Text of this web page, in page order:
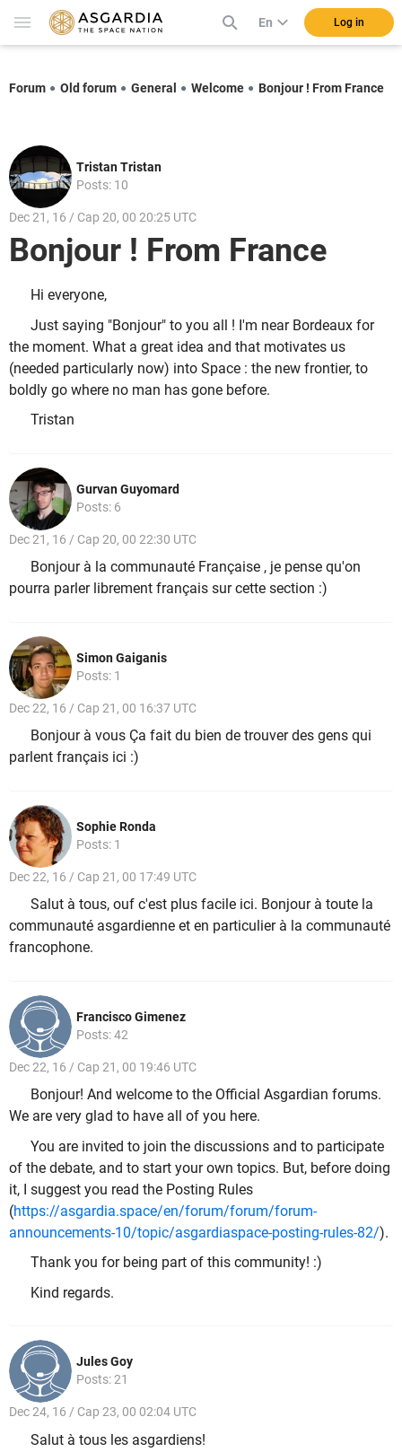
En Log in
Forum Old forum General Welcome Bonjour ! From France
Tristan Tristan
Posts: 10
Dec 21, 16 / Cap 20, 00 20:25 UTC
Bonjour ! From France
Hi everyone,
Just saying "Bonjour" to you all ! I'm near Bordeaux for
the moment. What a great idea and that motivates us
(needed particularly now) into Space : the new frontier, to
boldly go where no man has gone before.
Tristan
Gurvan Guyomard
Posts: 6
Dec 21, 16 / Cap 20, 00 22:30 UTC
Bonjour à la communauté Française , je pense qu'on
pourra parler librement français sur cette section :)
Simon Gaiganis
Posts: 1
Dec 22, 16 / Cap 21, 00 16:37 UTC
Bonjour à vous Ça fait du bien de trouver des gens qui
parlent français ici :)
Sophie Ronda
Posts: 1
Dec 22, 16 / Cap 21, 00 17:49 UTC
Salut à tous, ouf c'est plus facile ici. Bonjour à toute la
communauté asgardienne et en particulier à la communauté
francophone.
Francisco Gimenez
Posts: 42
Dec 22, 16 / Cap 21, 00 19:46 UTC
Bonjour! And welcome to the Official Asgardian forums.
We are very glad to have all of you here.
You are invited to join the discussions and to participate
of the debate, and to start your own topics. But, before doing
it, I suggest you read the Posting Rules
(https://asgardia.space/en/forum/forum/forum-
announcements-10/topic/asgardiaspace-posting-rules-82/).
Thank you for being part of this community! :)
Kind regards.
Jules Goy
Posts: 21
Dec 24, 16 / Cap 23, 00 02:04 UTC
Salut à tous les asgardiens!